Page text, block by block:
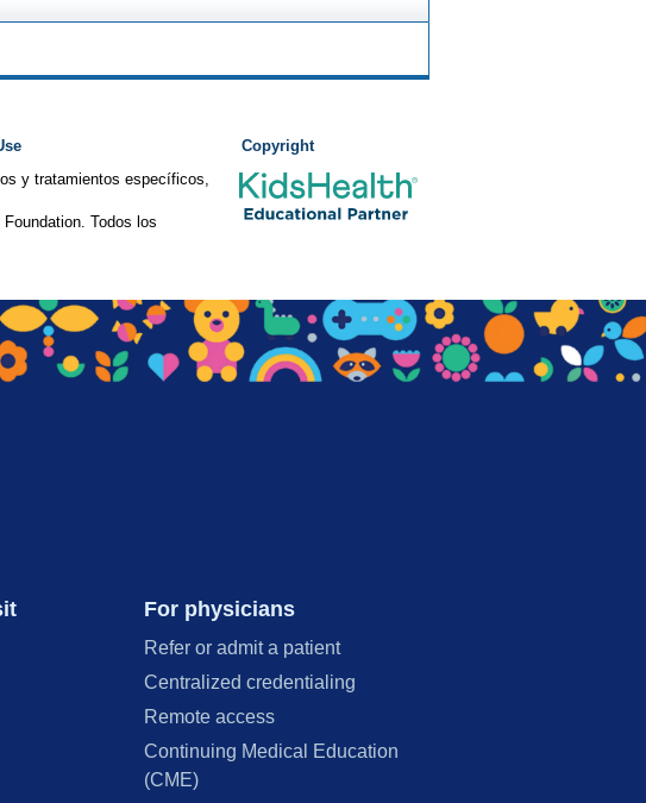
Copyright
y tratamientos específicos,
Todos los
For physicians
Refer or admit a patient
Centralized credentialing
Remote access
Continuing Medical Education
(CME)